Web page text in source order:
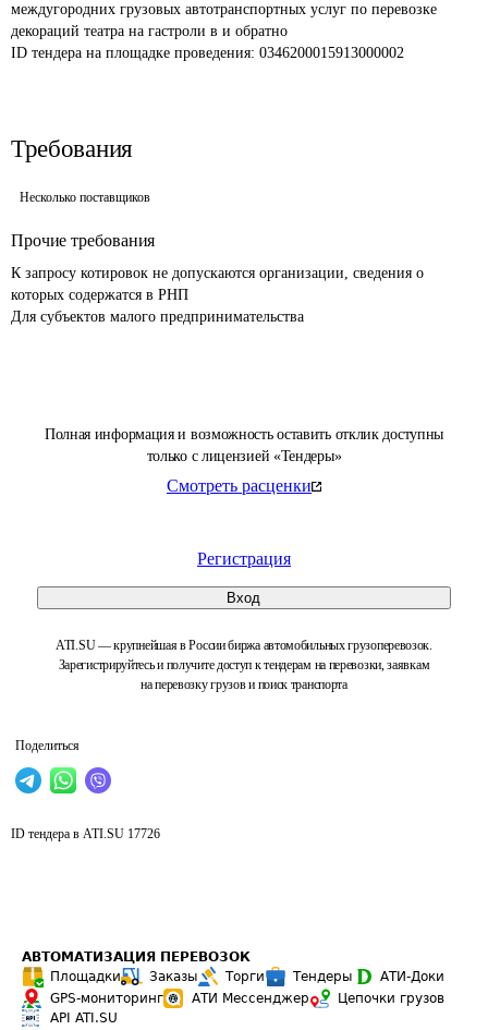
Полная информация и возможность оставить отклик доступны
только с лицензией «Тендеры»
Смотреть расценки
Регистрация
Вход
ATI.SU — крупнейшая в России биржа автомобильных грузоперевозок.
Зарегистрируйтесь и получите доступ к тендерам на перевозки, заявкам
на перевозку грузов и поиск транспорта
Поделиться
междугородних грузовых автотранспортных услуг по перевозке
декораций театра на гастроли в и обратно
ID тендера на площадке проведения: 0346200015913000002
Требования
Несколько поставщиков
Прочие требования
К запросу котировок не допускаются организации, сведения о
которых содержатся в РНП
Для субъектов малого предпринимательства
ID тендера в ATI.SU 17726
АВТОМАТИЗАЦИЯ ПЕРЕВОЗОК
Площадки
Заказы Торги Тендеры
АТИ-Доки
GPS-мониторинг
АТИ Мессенджер
Цепочки грузов
API ATI.SU